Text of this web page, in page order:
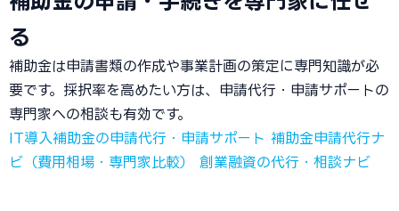
る
補助金は申請書類の作成や事業計画の策定に専門知識が必
要です。採択率を高めたい方は、申請代行・申請サポートの
専門家への相談も有効です。
IT導入補助金の申請代行・申請サポート 補助金申請代行ナ
ビ（費用相場・専門家比較）
創業融資の代行・相談ナビ